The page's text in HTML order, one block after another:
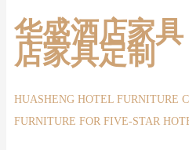
华盛酒店家
店家具定制
HUASHENG HOTEL FURNITURE
FURNITURE FOR FIVE-STAR